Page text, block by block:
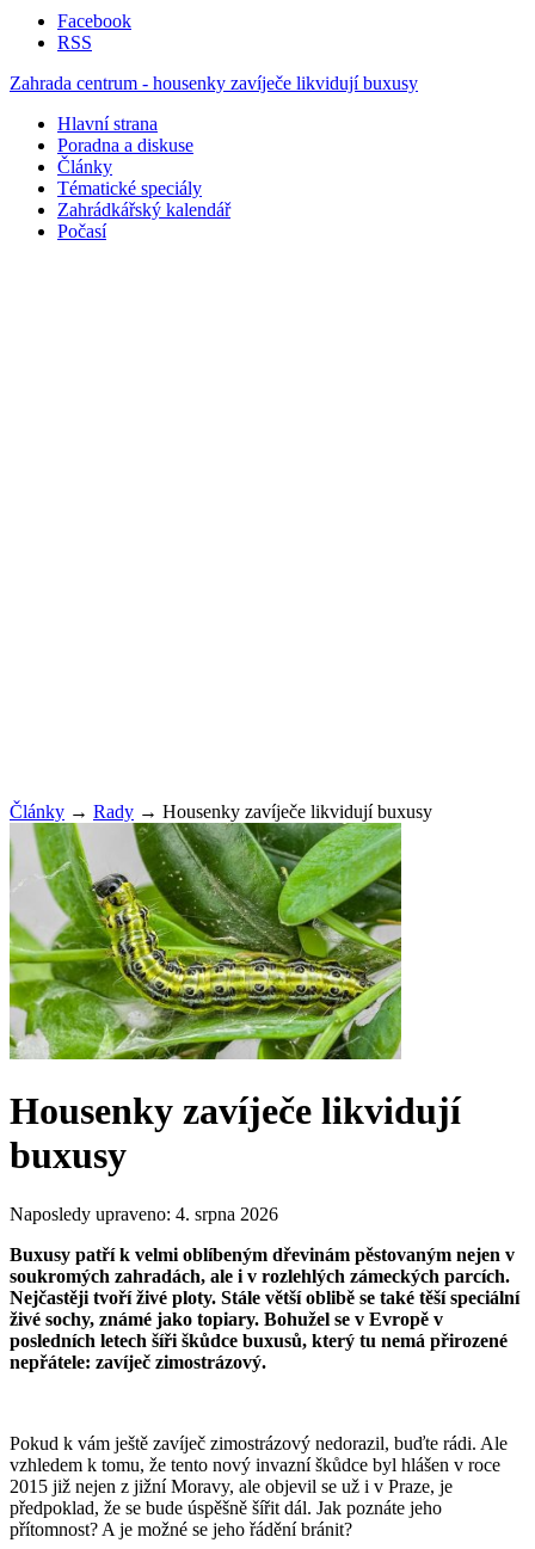
Facebook
RSS
Zahrada centrum - housenky zavíječe likvidují buxusy
Hlavní strana
Poradna a diskuse
Články
Tématické speciály
Zahrádkářský kalendář
Počasí
Články → Rady → Housenky zavíječe likvidují buxusy
Housenky zavíječe likvidují
buxusy
Naposledy upraveno: 4. srpna 2026
Buxusy patří k velmi oblíbeným dřevinám pěstovaným nejen v
soukromých zahradách, ale i v rozlehlých zámeckých parcích.
Nejčastěji tvoří živé ploty. Stále větší oblibě se také těší speciální
živé sochy, známé jako topiary. Bohužel se v Evropě v
posledních letech šíři škůdce buxusů, který tu nemá přirozené
nepřátele: zavíječ zimostrázový.
Pokud k vám ještě zavíječ zimostrázový nedorazil, buďte rádi. Ale
vzhledem k tomu, že tento nový invazní škůdce byl hlášen v roce
2015 již nejen z jižní Moravy, ale objevil se už i v Praze, je
předpoklad, že se bude úspěšně šířit dál. Jak poznáte jeho
přítomnost? A je možné se jeho řádění bránit?